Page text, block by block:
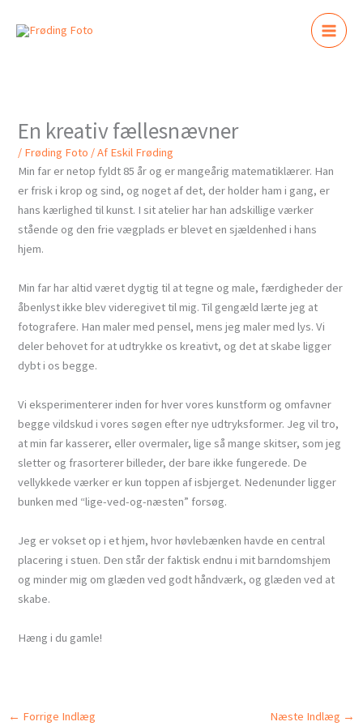
En kreativ fællesnævner
/ Frøding Foto / Af Eskil Frøding
Min far er netop fyldt 85 år og er mangeårig matematiklærer. Han
er frisk i krop og sind, og noget af det, der holder ham i gang, er
hans kærlighed til kunst. I sit atelier har han adskillige værker
stående og den frie vægplads er blevet en sjældenhed i hans
hjem.
Min far har altid været dygtig til at tegne og male, færdigheder der
åbenlyst ikke blev videregivet til mig. Til gengæld lærte jeg at
fotografere. Han maler med pensel, mens jeg maler med lys. Vi
deler behovet for at udtrykke os kreativt, og det at skabe ligger
dybt i os begge.
Vi eksperimenterer inden for hver vores kunstform og omfavner
begge vildskud i vores søgen efter nye udtryksformer. Jeg vil tro,
at min far kasserer, eller overmaler, lige så mange skitser, som jeg
sletter og frasorterer billeder, der bare ikke fungerede. De
vellykkede værker er kun toppen af isbjerget. Nedenunder ligger
bunken med “lige-ved-og-næsten” forsøg.
Jeg er vokset op i et hjem, hvor høvlebænken havde en central
placering i stuen. Den står der faktisk endnu i mit barndomshjem
og minder mig om glæden ved godt håndværk, og glæden ved at
skabe.
Hæng i du gamle!
← Forrige Indlæg Næste Indlæg →